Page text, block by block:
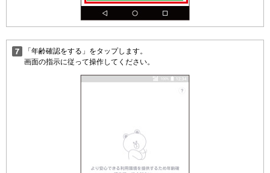
「年齢確認をする」をタップします。
画面の指示に従って操作してください。